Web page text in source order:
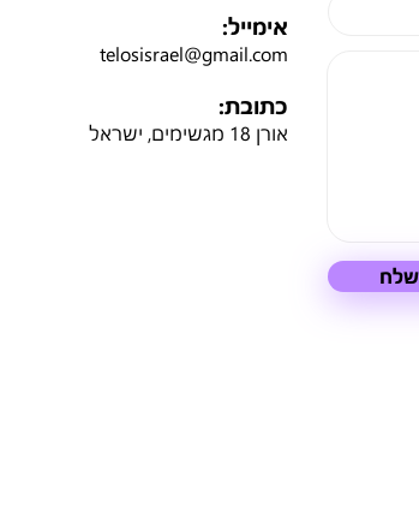
אימייל:
telosisrael@gmail.com
כתובת:
אורן 18 מגשימים, ישראל
שלח